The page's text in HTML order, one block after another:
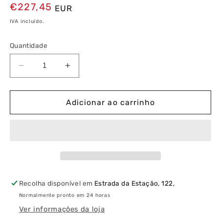
Preço
normal
€227,45 EUR
IVA incluído.
Quantidade
Diminuir
a
quantidade
Interruptor
4
Módulos
Aumentar
a
quantidade
de
Interruptor
4
Módulos
Adicionar ao carrinho
Recolha disponível em Estrada da Estação, 122,
Normalmente pronto em 24 horas
Ver informações da loja